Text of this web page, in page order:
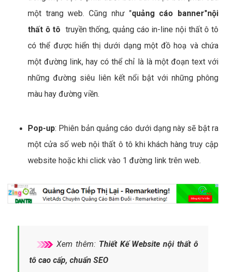
một trang web. Cũng như "quảng cáo banner"nội
thất ô tô truyền thống, quảng cáo in-line nội thất ô tô
có thể được hiển thị dưới dạng một đồ hoạ và chứa
một đường link, hay có thể chỉ là là một đoạn text với
những đường siêu liên kết nổi bật với những phông
màu hay đường viền.
Pop-up: Phiên bản quảng cáo dưới dạng này sẽ bật ra
một cửa số web nội thất ô tô khi khách hàng truy cập
website hoặc khi click vào 1 đường link trên web.
Xem thêm: Thiết Kế Website nội thất ô
tô cao cấp, chuẩn SEO